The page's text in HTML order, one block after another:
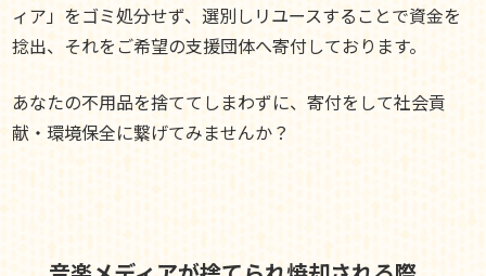
ィア」をゴミ処分せず、選別しリユースすることで資金を
捻出、それをご希望の支援団体へ寄付しております。
あなたの不用品を捨ててしまわずに、寄付をして社会貢
献・環境保全に繋げてみませんか？